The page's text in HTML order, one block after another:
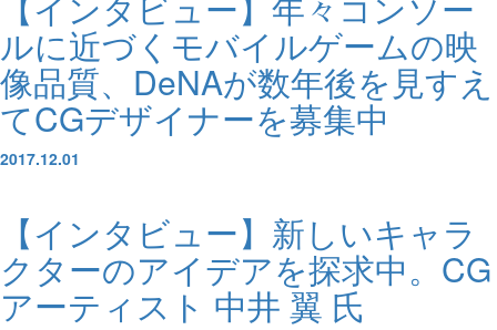
ルに近づくモバイルゲームの映
像品質、DeNAが数年後を見すえ
てCGデザイナーを募集中
2017.12.01
【インタビュー】新しいキャラ
クターのアイデアを探求中。CG
アーティスト 中井 翼 氏